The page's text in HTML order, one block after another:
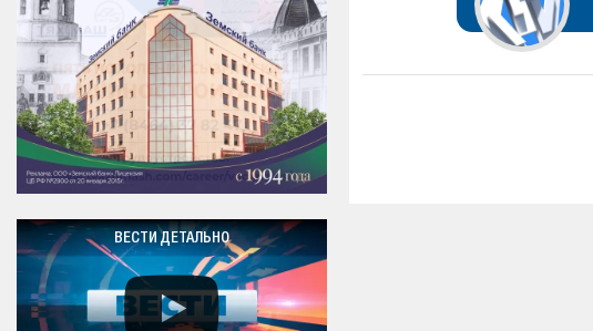
ВЕСТИ ДЕТАЛЬНО